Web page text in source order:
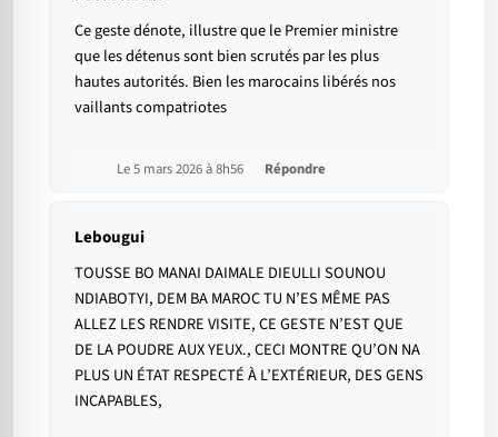
Ce geste dénote, illustre que le Premier ministre
que les détenus sont bien scrutés par les plus
hautes autorités. Bien les marocains libérés nos
vaillants compatriotes
Le 5 mars 2026 à 8h56 Répondre
Lebougui
TOUSSE BO MANAI DAIMALE DIEULLI SOUNOU
NDIABOTYI, DEM BA MAROC TU N’ES MÊME PAS
ALLEZ LES RENDRE VISITE, CE GESTE N’EST QUE
DE LA POUDRE AUX YEUX., CECI MONTRE QU’ON NA
PLUS UN ÉTAT RESPECTÉ À L’EXTÉRIEUR, DES GENS
INCAPABLES,